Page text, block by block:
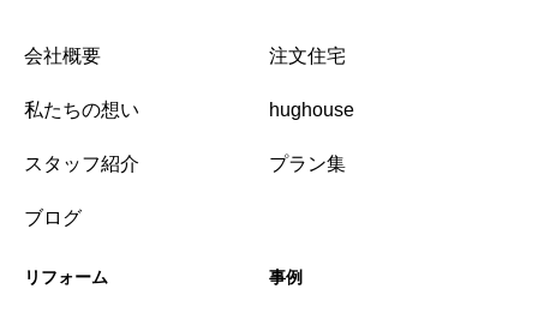
会社概要
私たちの想い
スタッフ紹介
ブログ
注文住宅
hughouse
プラン集
リフォーム 事例